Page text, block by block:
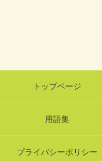
トップページ
用語集
プライバシーポリシー